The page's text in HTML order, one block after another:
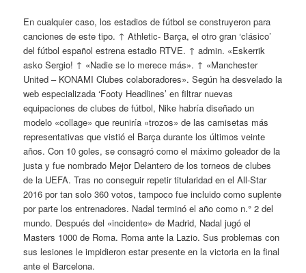
En cualquier caso, los estadios de fútbol se construyeron para
canciones de este tipo. ↑ Athletic- Barça, el otro gran ‘clásico’
del fútbol español estrena estadio RTVE. ↑ admin. «Eskerrik
asko Sergio! ↑ «Nadie se lo merece más». ↑ «Manchester
United – KONAMI Clubes colaboradores». Según ha desvelado la
web especializada ‘Footy Headlines’ en filtrar nuevas
equipaciones de clubes de fútbol, Nike habría diseñado un
modelo «collage» que reuniría «trozos» de las camisetas más
representativas que vistió el Barça durante los últimos veinte
años. Con 10 goles, se consagró como el máximo goleador de la
justa y fue nombrado Mejor Delantero de los torneos de clubes
de la UEFA. Tras no conseguir repetir titularidad en el All-Star
2016 por tan solo 360 votos, tampoco fue incluido como suplente
por parte los entrenadores. Nadal terminó el año como n.° 2 del
mundo. Después del «incidente» de Madrid, Nadal jugó el
Masters 1000 de Roma. Roma ante la Lazio. Sus problemas con
sus lesiones le impidieron estar presente en la victoria en la final
ante el Barcelona.